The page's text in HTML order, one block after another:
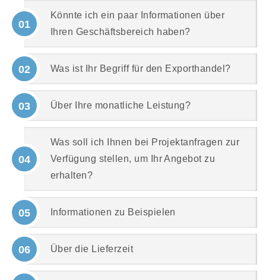
01
Könnte ich ein paar Informationen über
Ihren Geschäftsbereich haben?
02 Was ist Ihr Begriff für den Exporthandel?
03 Über Ihre monatliche Leistung?
04
Was soll ich Ihnen bei Projektanfragen zur
Verfügung stellen, um Ihr Angebot zu
erhalten?
05 Informationen zu Beispielen
06 Über die Lieferzeit